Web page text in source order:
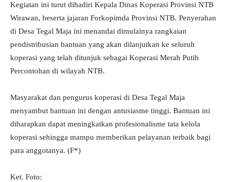
Kegiatan ini turut dihadiri Kepala Dinas Koperasi Provinsi NTB
Wirawan, beserta jajaran Forkopimda Provinsi NTB. Penyerahan
di Desa Tegal Maja ini menandai dimulainya rangkaian
pendistribusian bantuan yang akan dilanjutkan ke seluruh
koperasi yang telah ditunjuk sebagai Koperasi Merah Putih
Percontohan di wilayah NTB.
Masyarakat dan pengurus koperasi di Desa Tegal Maja
menyambut bantuan ini dengan antusiasme tinggi. Bantuan ini
diharapkan dapat meningkatkan profesionalisme tata kelola
koperasi sehingga mampu memberikan pelayanan terbaik bagi
para anggotanya. (F*)
Ket. Foto: